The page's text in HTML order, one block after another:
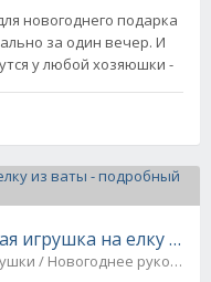
новогоднего подарка
за один вечер. И
у любой хозяюшки -
игрушка на елку из
Куклы и игрушки / Новогоднее